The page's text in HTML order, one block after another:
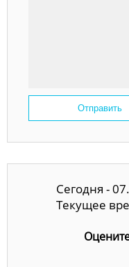
Отправить
Сегодня -
Текущее